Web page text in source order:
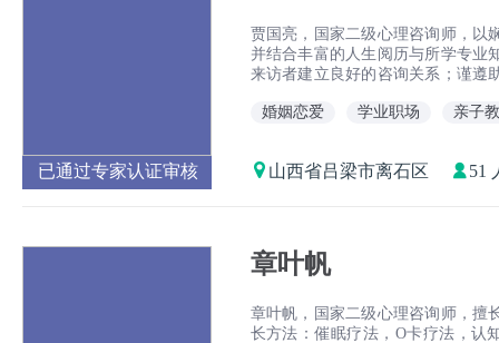
已通过专家认证审核
贾国亮，国家二级心理咨询师，以
并结合丰富的人生阅历与所学专业
来访者建立良好的咨询关系；谨遵
婚姻恋爱
学业职场 亲子
山西省吕梁市离石区 51
章叶帆
章叶帆，国家二级心理咨询师，擅
长方法：催眠疗法，O卡疗法，认